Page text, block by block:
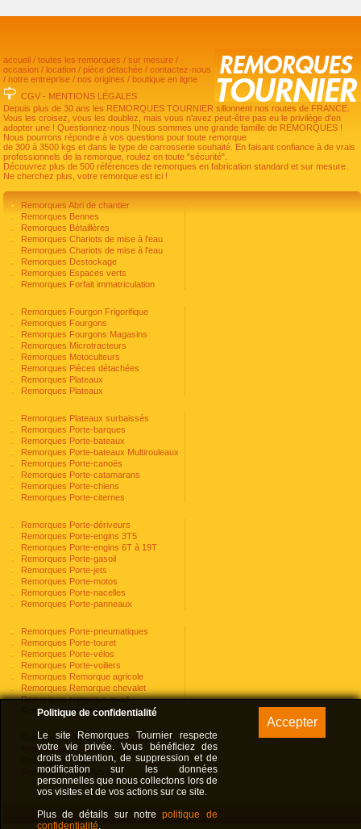
accueil /toutes les remorques /sur mesure /
occasion / location / pièce détachée /contactez-nous
/ notre entreprise / nos origines / boutique en ligne
CGV - MENTIONS LÉGALES
Depuis plus de 30 ans les REMORQUES TOURNIER sillonnent nos routes de FRANCE.
Vous les croisez, vous les doublez, mais vous n'avez peut-être pas eu le privilège d'en
adopter une ! Questionnez-nous !Nous sommes une grande famille de REMORQUES !
Nous pourrons répondre à vos questions pour toute remorque
de 300 à 3500 kgs et dans le type de carrosserie souhaité. En faisant confiance à de vrais
professionnels de la remorque, roulez en toute "sécurité".
Découvrez plus de 500 références de remorques en fabrication standard et sur mesure.
Ne cherchez plus, votre remorque est ici !
Remorques Abri de chantier
Remorques Bennes
Remorques Bétaillères
Remorques Chariots de mise à l'eau
Remorques Chariots de mise à l'eau
Remorques Destockage
Remorques Espaces verts
Remorques Forfait immatriculation
Remorques Fourgon Frigorifique
Remorques Fourgons
Remorques Fourgons Magasins
Remorques Microtracteurs
Remorques Motoculteurs
Remorques Pièces détachées
Remorques Plateaux
Remorques Plateaux
Remorques Plateaux surbaissés
Remorques Porte-barques
Remorques Porte-bateaux
Remorques Porte-bateaux Multirouleaux
Remorques Porte-canoës
Remorques Porte-catamarans
Remorques Porte-chiens
Remorques Porte-citernes
Remorques Porte-dériveurs
Remorques Porte-engins 3T5
Remorques Porte-engins 6T à 19T
Remorques Porte-gasoil
Remorques Porte-jets
Remorques Porte-motos
Remorques Porte-nacelles
Remorques Porte-panneaux
Remorques Porte-pneumatiques
Remorques Porte-touret
Remorques Porte-vélos
Remorques Porte-voiliers
Remorques Remorque agricole
Remorques Remorque chevalet
Remorques remorque quad
Remorques remorque voiture
Remorques Remorques échafaudages
Remorques Tri-bennes agraire
Remorques Utilitaires
Remorques Van chevaux
Politique de confidentialité
Le site Remorques Tournier respecte
votre vie privée. Vous bénéficiez des
droits d'obtention, de suppression et de
modification sur les données
personnelles que nous collectons lors de
vos visites et de vos actions sur ce site.
Plus de détails sur notrepolitique de
confidentialité.